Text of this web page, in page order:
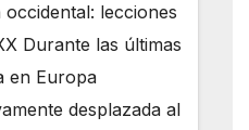
lecciones
Durante las últimas
en Europa
desplazada al